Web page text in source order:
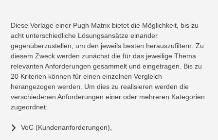
Diese Vorlage einer Pugh Matrix bietet die Möglichkeit, bis zu
acht unterschiedliche Lösungsansätze einander
gegenüberzustellen, um den jeweils besten herauszufiltern. Zu
diesem Zweck werden zunächst die für das jeweilige Thema
relevanten Anforderungen gesammelt und eingetragen. Bis zu
20 Kriterien können für einen einzelnen Vergleich
herangezogen werden. Um dies zu realisieren werden die
verschiedenen Anforderungen einer oder mehreren Kategorien
zugeordnet:
VoC (Kundenanforderungen),